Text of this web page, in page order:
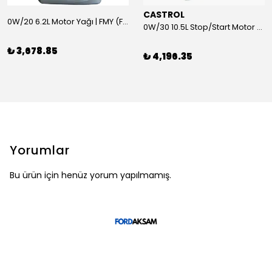
0W/20 6.2L Motor Yağı | FMY (Ford Motor Yağları)
₺ 3,678.85
CASTROL
0W/30 10.5L Stop/Start Motor Yağı | CASTROL
₺ 4,196.35
Yorumlar
Bu ürün için henüz yorum yapılmamış.